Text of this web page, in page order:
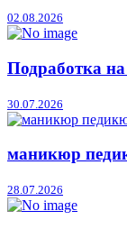
02.08.2026
Подработка
30.07.2026
маникюр
28.07.2026